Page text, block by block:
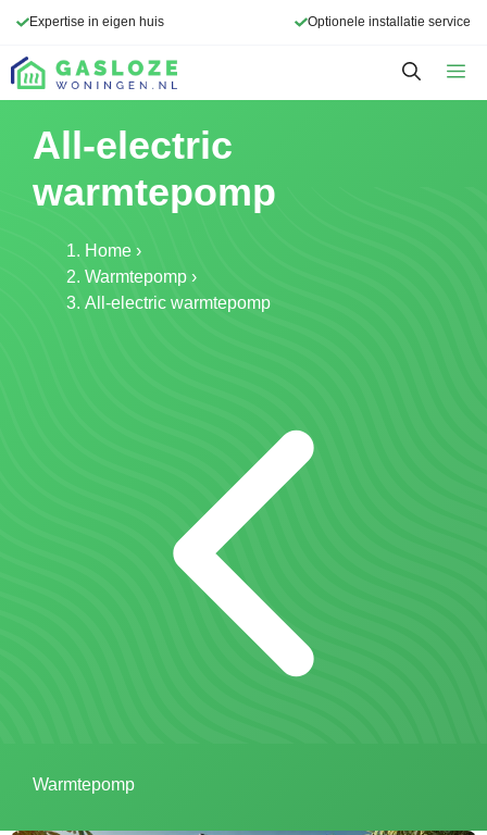
de
inhoud
Expertise in eigen huis Optionele installatie service
All-electric
warmtepomp
Home ›
Warmtepomp ›
All-electric warmtepomp
Warmtepomp